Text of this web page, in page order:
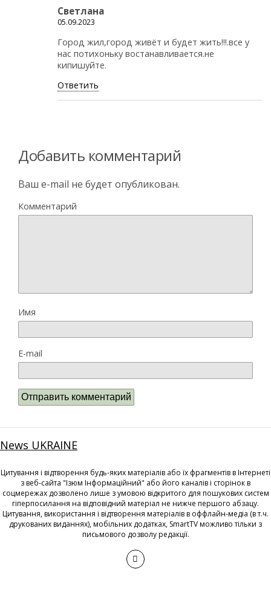
Светлана
05.09.2023
Город жил,город живёт и будет жить!!!.все у
нас потихоньку востанавливается.не
кипишуйте.
Ответить
Добавить комментарий
Ваш e-mail не будет опубликован.
Комментарий
Имя
E-mail
News UKRAINE
Цитування і відтворення будь-яких матеріалів або їх фрагментів в Інтернеті
з веб-сайта "Ізюм Інформаційний" або його каналів і сторінок в
соцмережах дозволено лише з умовою відкритого для пошукових систем
гіперпосилання на відповідний матеріал не нижче першого абзацу.
Цитування, використання і відтворення матеріалів в оффлайн-медіа (в т.ч.
друкованих виданнях), мобільних додатках, SmartTV можливо тільки з
письмового дозволу редакції.